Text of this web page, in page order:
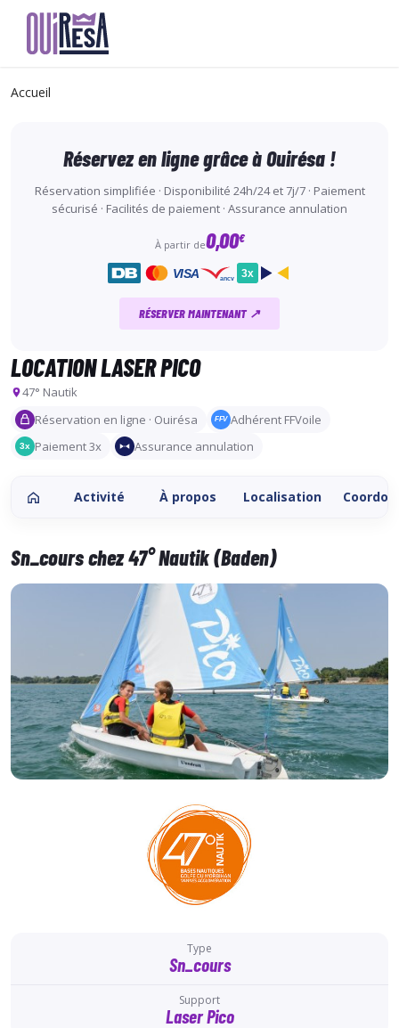
contenu
Accueil
LOCATION LASER PICO
47° Nautik
Réservation en ligne · Ouirésa
FFV Adhérent FFVoile
3x Paiement 3x Assurance annulation
Activité À propos Localisation
Sn_cours chez 47° Nautik (Baden)
Type
Sn_cours
Support
Laser Pico
Réservez en ligne grâce à Ouirésa !
Réservation simplifiée · Disponibilité 24h/24 et 7j/7 · Paiement
sécurisé · Facilités de paiement · Assurance annulation
À partir de0,00€
VISA ancv 3x
RÉSERVER MAINTENANT ↗